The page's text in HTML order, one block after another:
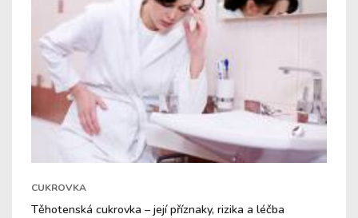
CUKROVKA
Těhotenská cukrovka – její příznaky, rizika a léčba